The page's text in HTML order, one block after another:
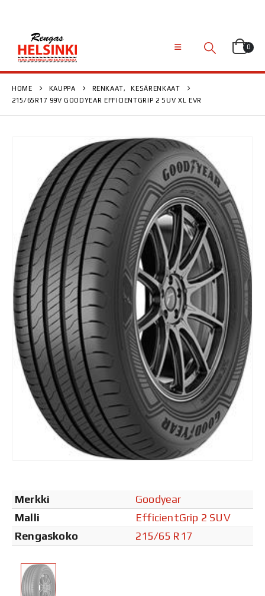
0
HOME KAUPPA RENKAAT,
KESÄRENKAAT
215/65R17 99V GOODYEAR EFFICIENTGRIP 2 SUV XL EVR
Merkki
Goodyear
Malli
EfficientGrip 2 SUV
Rengaskoko
215/65 R17